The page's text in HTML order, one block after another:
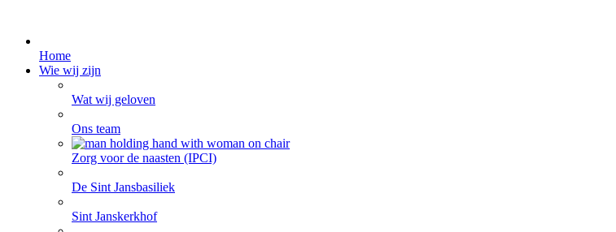
Home
Wie wij zijn
Wat wij geloven
Ons team
Zorg voor de naasten (IPCI)
De Sint Jansbasiliek
Sint Janskerkhof